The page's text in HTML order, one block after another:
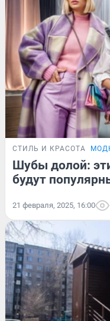
СТИЛЬ И КРАСОТА
Шубы долой:
будут
21 февраля, 2025, 16:00